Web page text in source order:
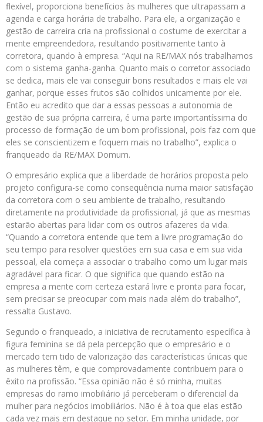
flexível, proporciona benefícios às mulheres que ultrapassam a
agenda e carga horária de trabalho. Para ele, a organização e
gestão de carreira cria na profissional o costume de exercitar a
mente empreendedora, resultando positivamente tanto à
corretora, quando à empresa. “Aqui na RE/MAX nós trabalhamos
com o sistema ganha-ganha. Quanto mais o corretor associado
se dedica, mais ele vai conseguir bons resultados e mais ele vai
ganhar, porque esses frutos são colhidos unicamente por ele.
Então eu acredito que dar a essas pessoas a autonomia de
gestão de sua própria carreira, é uma parte importantíssima do
processo de formação de um bom profissional, pois faz com que
eles se conscientizem e foquem mais no trabalho”, explica o
franqueado da RE/MAX Domum.
O empresário explica que a liberdade de horários proposta pelo
projeto configura-se como consequência numa maior satisfação
da corretora com o seu ambiente de trabalho, resultando
diretamente na produtividade da profissional, já que as mesmas
estarão abertas para lidar com os outros afazeres da vida.
“Quando a corretora entende que tem a livre programação do
seu tempo para resolver questões em sua casa e em sua vida
pessoal, ela começa a associar o trabalho como um lugar mais
agradável para ficar. O que significa que quando estão na
empresa a mente com certeza estará livre e pronta para focar,
sem precisar se preocupar com mais nada além do trabalho”,
ressalta Gustavo.
Segundo o franqueado, a iniciativa de recrutamento específica à
figura feminina se dá pela percepção que o empresário e o
mercado tem tido de valorização das características únicas que
as mulheres têm, e que comprovadamente contribuem para o
êxito na profissão. “Essa opinião não é só minha, muitas
empresas do ramo imobiliário já perceberam o diferencial da
mulher para negócios imobiliários. Não é à toa que elas estão
cada vez mais em destaque no setor. Em minha unidade, por